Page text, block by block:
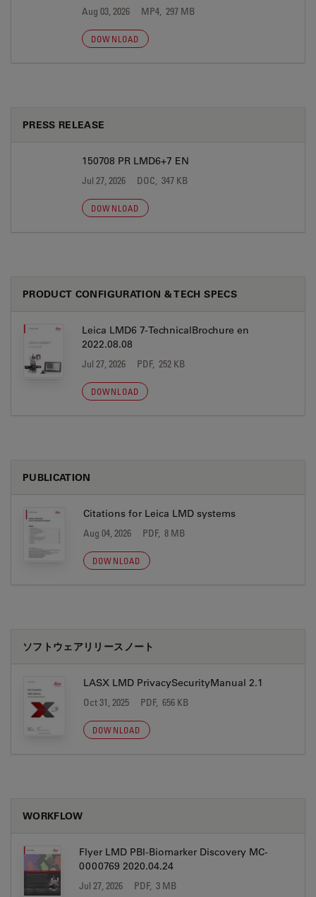
Aug 03, 2026 MP4, 297 MB
DOWNLOAD
PRESS RELEASE
150708 PR LMD6+7 EN
Jul 27, 2026 DOC, 347 KB
DOWNLOAD
PRODUCT CONFIGURATION & TECH SPECS
Leica LMD6 7-TechnicalBrochure en
2022.08.08
Jul 27, 2026 PDF, 252 KB
DOWNLOAD
PUBLICATION
Citations for Leica LMD systems
Aug 04, 2026 PDF, 8 MB
DOWNLOAD
ソフトウェアリリースノート
LASX LMD PrivacySecurityManual 2.1
Oct 31, 2025 PDF, 656 KB
DOWNLOAD
WORKFLOW
Flyer LMD PBI-Biomarker Discovery MC-
0000769 2020.04.24
Jul 27, 2026 PDF, 3 MB